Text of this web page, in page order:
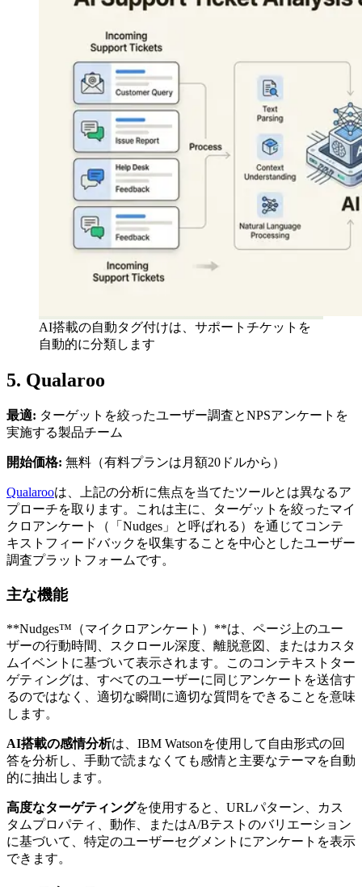
AI搭載の自動タグ付けは、サポートチケットを
自動的に分類します
5. Qualaroo
最適: ターゲットを絞ったユーザー調査とNPSアンケートを
実施する製品チーム
開始価格: 無料（有料プランは月額20ドルから）
Qualarooは、上記の分析に焦点を当てたツールとは異なるア
プローチを取ります。これは主に、ターゲットを絞ったマイ
クロアンケート（「Nudges」と呼ばれる）を通じてコンテ
キストフィードバックを収集することを中心としたユーザー
調査プラットフォームです。
主な機能
**Nudges™（マイクロアンケート）**は、ページ上のユー
ザーの行動時間、スクロール深度、離脱意図、またはカスタ
ムイベントに基づいて表示されます。このコンテキストター
ゲティングは、すべてのユーザーに同じアンケートを送信す
るのではなく、適切な瞬間に適切な質問をできることを意味
します。
AI搭載の感情分析は、IBM Watsonを使用して自由形式の回
答を分析し、手動で読まなくても感情と主要なテーマを自動
的に抽出します。
高度なターゲティングを使用すると、URLパターン、カス
タムプロパティ、動作、またはA/Bテストのバリエーション
に基づいて、特定のユーザーセグメントにアンケートを表示
できます。